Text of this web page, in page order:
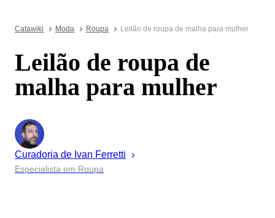
Catawiki Moda Roupa Leilão de roupa de malha para mulher
Leilão de roupa de
malha para mulher
Curadoria de Ivan Ferretti
Especialista em Roupa